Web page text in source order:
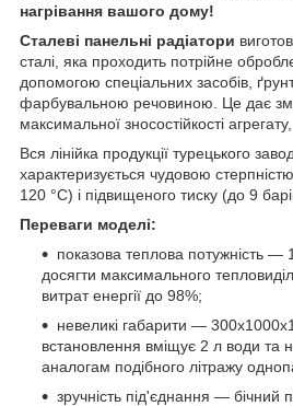
нагрівання вашого дому!
Сталеві панельні радіатори
сталі, яка проходить потрійне
допомогою спеціальних засобів,
фарбувальною речовиною. Це дає
максимальної зносостійкості
Вся лінійка продукції турецького
характеризується чудовою
120 °C) і підвищеного тиску (до 9
Переваги моделі:
показова теплова потужність —
досягти максимального
витрат енергії до 98%;
невеликі габарити —
встановлення вміщує 2 л води та
аналогам подібного літражу
зручність під'єднання — бічний